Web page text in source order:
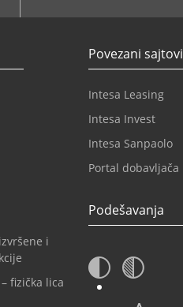
i
fizička lica
Povezani sajtovi
Intesa Leasing
Intesa Invest
Intesa Sanpaolo
Portal dobavljača
Podešavanja